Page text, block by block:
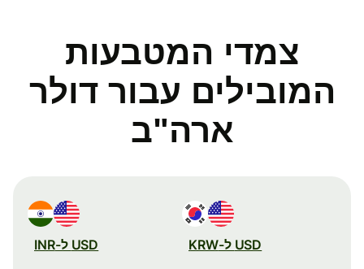
צמדי המטבעות
המובילים עבור דולר
ארה"ב
USD ל-KRW USD ל-INR